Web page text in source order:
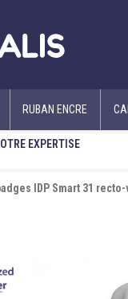
RUBAN ENCRE
EXPERTISE
IDP Smart 31